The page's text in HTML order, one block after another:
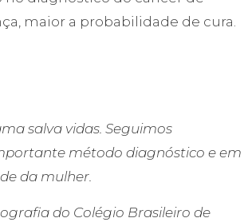
maior a probabilidade de cura.
salva vidas. Seguimos
método diagnóstico e em
da mulher.
do Colégio Brasileiro de